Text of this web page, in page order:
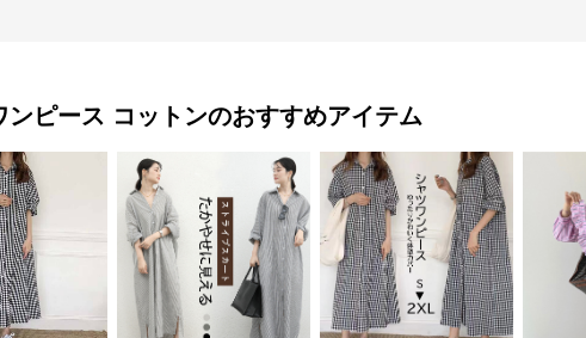
ンピース コットンのおすすめアイテム